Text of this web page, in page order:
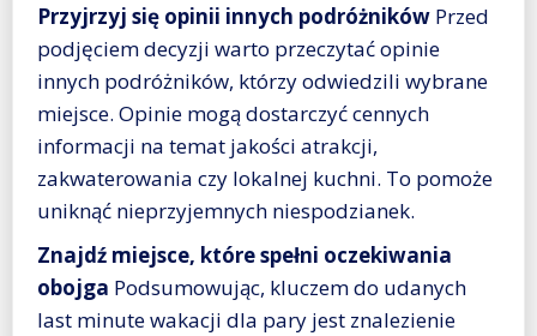
Przyjrzyj się opinii innych podróżników Przed
podjęciem decyzji warto przeczytać opinie
innych podróżników, którzy odwiedzili wybrane
miejsce. Opinie mogą dostarczyć cennych
informacji na temat jakości atrakcji,
zakwaterowania czy lokalnej kuchni. To pomoże
uniknąć nieprzyjemnych niespodzianek.
Znajdź miejsce, które spełni oczekiwania
obojga Podsumowując, kluczem do udanych
last minute wakacji dla pary jest znalezienie